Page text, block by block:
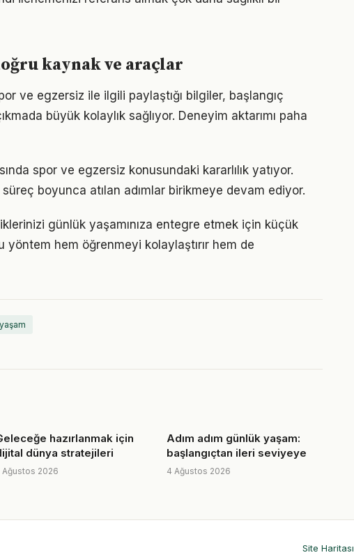
kaynak ve araçlar
ve egzersiz ile ilgili paylaştığı bilgiler, başlangıç
büyük kolaylık sağlıyor. Deneyim aktarımı paha
spor ve egzersiz konusundaki kararlılık yatıyor.
boyunca atılan adımlar birikmeye devam ediyor.
günlük yaşamınıza entegre etmek için küçük
yöntem hem öğrenmeyi kolaylaştırır hem de
hazırlanmak için
dünya stratejileri
Ağustos 2026
Adım adım günlük yaşam:
başlangıçtan ileri seviyeye
4 Ağustos 2026
Site Haritası